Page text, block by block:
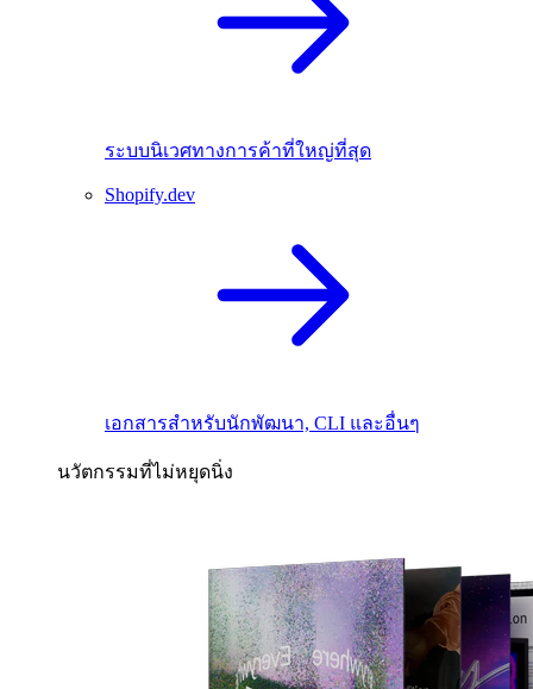
ระบบนิเวศทางการค้าที่ใหญ่ที่สุด
Shopify.dev
เอกสารสำหรับนักพัฒนา, CLI และอื่นๆ
นวัตกรรมที่ไม่หยุดนิ่ง